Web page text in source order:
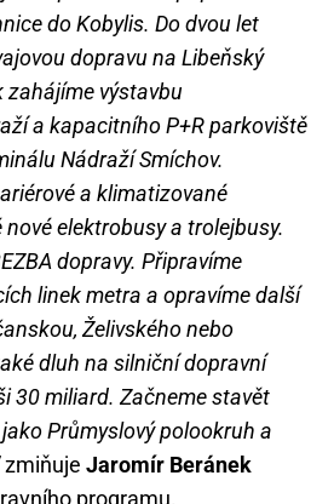
do Kobylis. Do dvou let
dopravu na Libeňský
výstavbu
a kapacitního P+R parkoviště
Nádraží Smíchov.
a klimatizované
elektrobusy a trolejbusy.
dopravy. Připravíme
linek metra a opravíme další
Želivského nebo
dluh na silniční dopravní
30 miliard. Začneme stavět
Průmyslový polookruh a
zmiňuje Jaromír Beránek
programu.